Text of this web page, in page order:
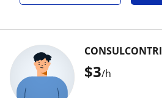
$3/h
CONSULCONTRI